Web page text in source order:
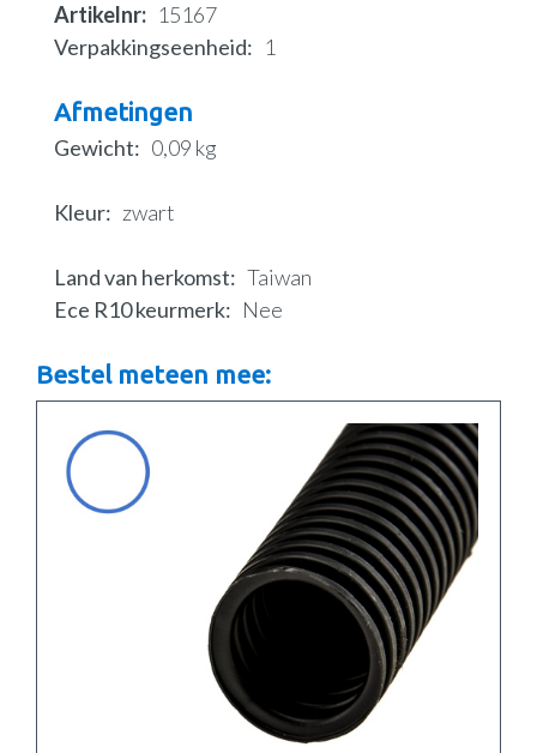
Artikelnr
15167
Verpakkingseenheid
1
Afmetingen
Gewicht 0,09 kg
Kleur zwart
Land van herkomst
Taiwan
Ece R10 keurmerk
Nee
Bestel meteen mee: